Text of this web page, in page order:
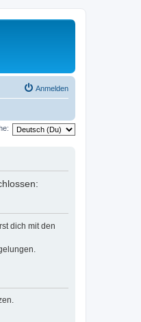
Anmelden
dich mit den